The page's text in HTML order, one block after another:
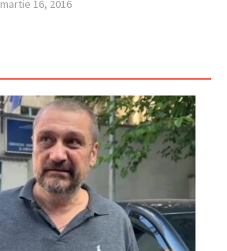
martie 16, 2016